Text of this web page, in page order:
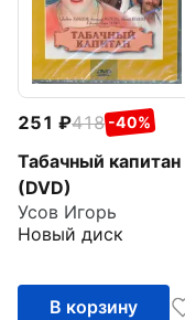
251 418 -40%
Табачный капитан
(DVD)
Усов Игорь
Новый диск
В корзину